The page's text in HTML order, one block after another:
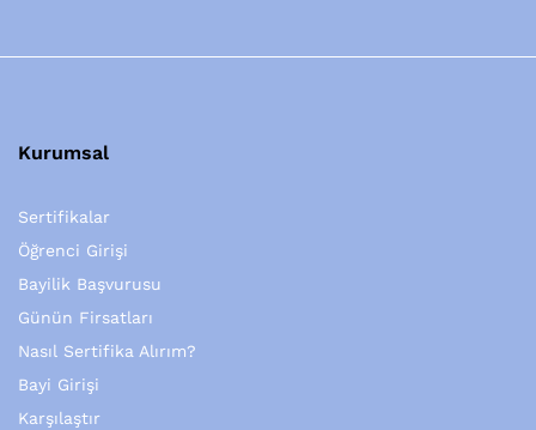
Kurumsal
Sertifikalar
Öğrenci Girişi
Bayilik Başvurusu
Günün Firsatları
Nasıl Sertifika Alırım?
Bayi Girişi
Karşılaştır